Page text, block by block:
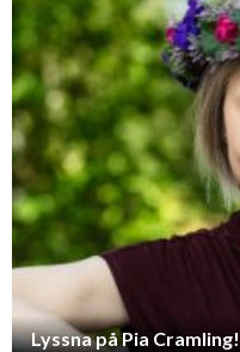
Lyssna på Pia Cramling!